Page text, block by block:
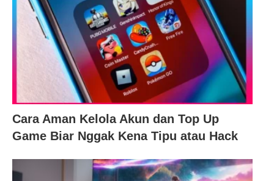
Cara Aman Kelola Akun dan Top Up
Game Biar Nggak Kena Tipu atau Hack